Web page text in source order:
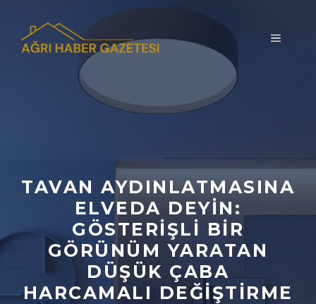
MENÜ
TAVAN AYDINLATMASINA
ELVEDA DEYIN:
GÖSTERIŞLI BIR
GÖRÜNÜM YARATAN
DÜŞÜK ÇABA
HARCAMALI DEĞIŞTIRME